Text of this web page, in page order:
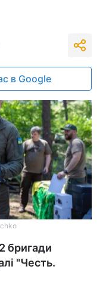
в Google
бригади
"Честь.